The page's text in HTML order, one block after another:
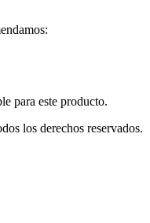
para este producto.
los derechos reservados.